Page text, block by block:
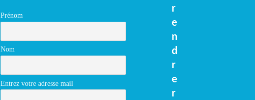
Prénom
Nom
Entrez votre adresse mail
r
e
n
d
r
e
r